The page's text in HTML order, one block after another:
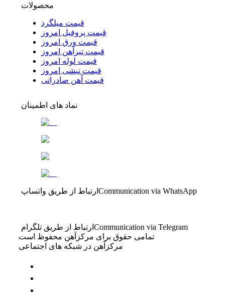
محصولات
قیمت میلگرد
قیمت پروفیل امروز
قیمت ورق امروز
قیمت تیرآهن امروز
قیمت لوله امروز
قیمت نبشی امروز
قیمت آهن صادراتی
نماد های اطمینان
ارتباط از طریق واتساپ Communication via WhatsApp
ارتباط از طریق تلگرام Communication via Telegram
تمامی حقوق برای مرکزآهن محفوظ است
مرکزآهن در شبکه های اجتماعی